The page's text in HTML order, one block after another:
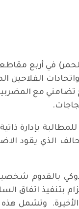
(الهنود الحمر) في
أهمية. وشارك قرابة 20
الذي يقود
بالقدوم
بتنفيذ اتفاق
الأخيرة.